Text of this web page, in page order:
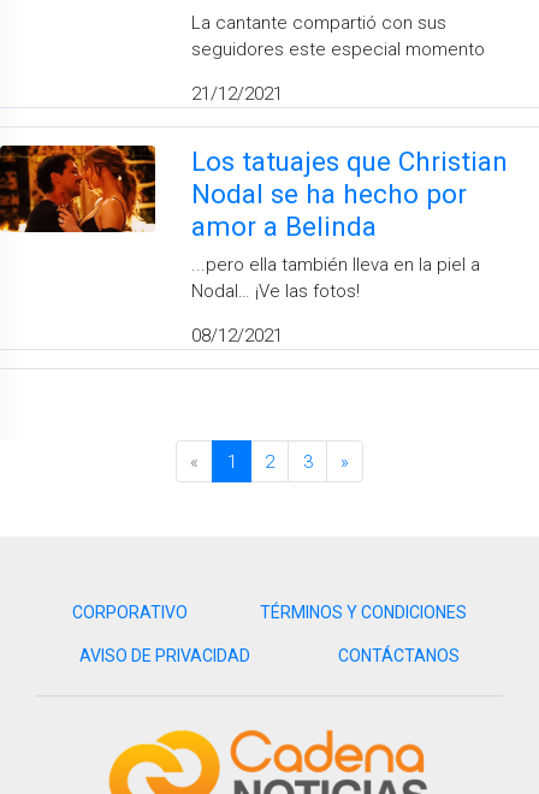
La cantante compartió con sus
seguidores este especial momento
21/12/2021
Los tatuajes que Christian
Nodal se ha hecho por
amor a Belinda
...pero ella también lleva en la piel a
Nodal… ¡Ve las fotos!
08/12/2021
« 1 2 3 »
CORPORATIVO TÉRMINOS Y CONDICIONES
AVISO DE PRIVACIDAD CONTÁCTANOS